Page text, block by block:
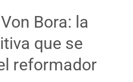
Bora: la
que se
reformador